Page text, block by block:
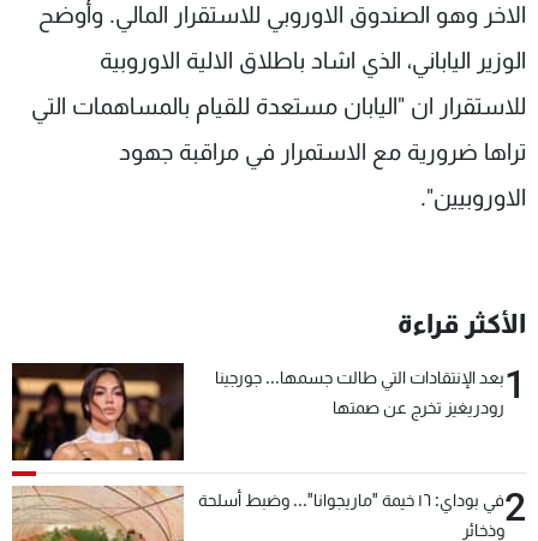
الاخر وهو الصندوق الاوروبي للاستقرار المالي. وأوضح
الوزير الياباني، الذي اشاد باطلاق الالية الاوروبية
للاستقرار ان "اليابان مستعدة للقيام بالمساهمات التي
تراها ضرورية مع الاستمرار في مراقبة جهود
الاوروبيين".
الأكثر قراءة
1بعد الإنتقادات التي طالت جسمها... جورجينا
رودريغيز تخرج عن صمتها
2
في بوداي: ١٦ خيمة "ماريجوانا"... وضبط أسلحة
وذخائر